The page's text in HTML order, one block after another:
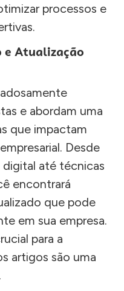
processos e
Atualização
e abordam uma
que impactam
Desde
até técnicas
encontrará
que pode
em sua empresa.
para a
artigos são uma